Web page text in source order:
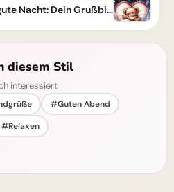
Einen schönen Abend & gute Nacht: Dein Grußbild mit Wünschen zum Teilen
diesem Stil
interessiert
#Guten Abend
#Relaxen